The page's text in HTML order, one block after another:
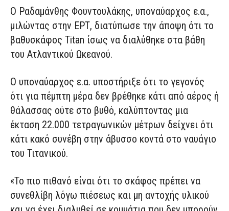
Ο Ραδαμάνθης Φουντουλάκης, υποναύαρχος ε.α.,
μιλώντας στην ΕΡΤ, διατύπωσε την άποψη ότι το
βαθυσκάφος Titan ίσως να διαλύθηκε στα βάθη
του Ατλαντικού Ωκεανού.
Ο υποναύαρχος ε.α. υποστήριξε ότι το γεγονός
ότι για πέμπτη μέρα δεν βρέθηκε κάτι από αέρος ή
θάλασσας ούτε στο βυθό, καλύπτοντας μια
έκταση 22.000 τετραγωνικών μέτρων δείχνει ότι
κάτι κακό συνέβη στην άβυσσο κοντά στο ναυάγιο
του Τιτανικού.
«Το πιο πιθανό είναι ότι το σκάφος πρέπει να
συνεθλίβη λόγω πιέσεως και μη αντοχής υλικού